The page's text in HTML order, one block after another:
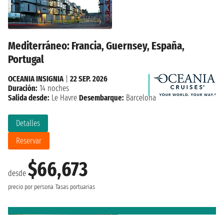
Mediterráneo: Francia, Guernsey, España,
Portugal
desde $66,673
precio por persona Tasas portuarias
Detalles
Reservar
OCEANIA INSIGNIA
22 SEP. 2026
Duración: 14 noches
Salida desde: Le Havre Desembarque: Barcelona